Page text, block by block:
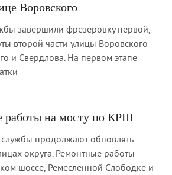
Воровского
завершили фрезеровку первой,
второй части улицы Воровского -
и Свердлова. На первом этапе
работы на мосту по КРШ
продолжают обновлять
округа. Ремонтные работы
шоссе, Ремесленной Слободке и